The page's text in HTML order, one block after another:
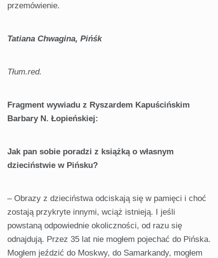
przemówienie.
Tatiana Chwagina, Pińśk
Tłum.red.
Fragment wywiadu z Ryszardem Kapuścińskim
Barbary N. Łopieńskiej:
Jak pan sobie poradzi z książką o własnym
dzieciństwie w Pińsku?
– Obrazy z dzieciństwa odciskają się w pamięci i choć
zostają przykryte innymi, wciąż istnieją. I jeśli
powstaną odpowiednie okoliczności, od razu się
odnajdują. Przez 35 lat nie mogłem pojechać do Pińska.
Mogłem jeździć do Moskwy, do Samarkandy, mogłem